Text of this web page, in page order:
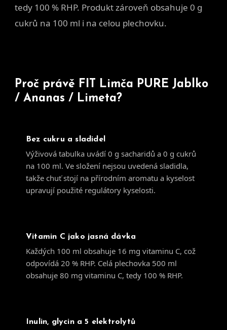
tedy 100 % RHP. Produkt zároveň obsahuje 0 g
cukrů na 100 ml i na celou plechovku.
Proč právě FIT Limča PURE Jablko
/ Ananas / Limeta?
Bez cukru a sladidel
Výživová tabulka uvádí 0 g sacharidů a 0 g cukrů
na 100 ml. Ve složení nejsou uvedená sladidla,
takže chuť stojí na přírodním aromatu a kyselost
upravují použité regulátory kyselosti.
Vitamin C jako jasná dávka
Každých 100 ml obsahuje 16 mg vitaminu C, což
odpovídá 20 % RHP. Celá plechovka 500 ml
obsahuje 80 mg vitaminu C, tedy 100 % RHP.
Inulin, glycin a 5 elektrolytů